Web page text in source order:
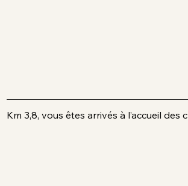
Km 3,8, vous êtes arrivés à l’accueil des